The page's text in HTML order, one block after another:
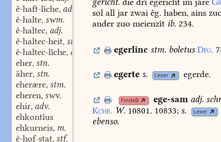
ê-haft-lîche, adv.
ê-halte, swm.
ê-haltec, adj.
ê-haltec-heit, stf.
ê-haltec-lîche, adv.
eher, stn.
äher, stn.
eherære, stm.
eheren, swv.
ehir, adv.
ehkontîus
ehkurneis, m.
ê-hof-stat, stf.
sol all jar zwai êg. haben, ains
ander zuo meienzît ib. 234.
egerlinc stm. boletus Dfg.
egerte s. Lexer egerde.
FindeB ege-sam adj.
Kchr. W. 10801. 10833; s. Lexer
ebenso.